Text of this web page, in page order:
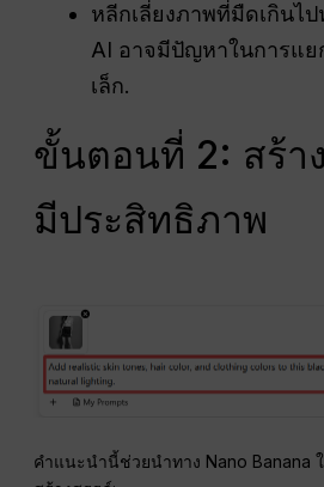
หลีกเลี่ยงภาพที่มืดเกินไป
AI อาจมีปัญหาในการแย
เล็ก.
ขั้นตอนที่ 2: สร้า
มีประสิทธิภาพ
คำแนะนำนี้ช่วยนำทาง Nano Banana